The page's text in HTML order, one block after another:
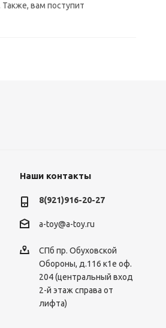
вам поступит
Наши контакты
8(921)916-20-27
a-toy@a-toy.ru
СПб пр. Обуховской
Обороны, д.116 к1е оф.
204 (центральный вход
2-й этаж справа от
лифта)